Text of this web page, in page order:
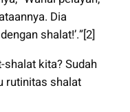
Dia
shalat!’.”[2]
kita? Sudah
rutinitas shalat